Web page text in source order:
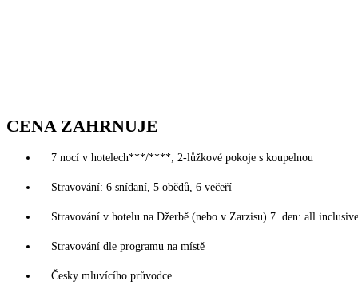
CENA ZAHRNUJE
7 nocí v hotelech***/****; 2-lůžkové pokoje s koupelnou
Stravování: 6 snídaní, 5 obědů, 6 večeří
Stravování v hotelu na Džerbě (nebo v Zarzisu) 7. den: all inclusive
Stravování dle programu na místě
Česky mluvícího průvodce